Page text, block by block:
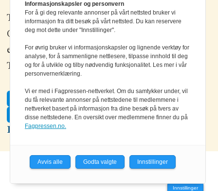
Tlf: +47 67 80 42 80
Olav Brunborgs vei 6, 1396 Billingstad
epost: elektronikk@elektronikkforlaget.no
Tips oss:tips@elektronikkforlaget.no
Facebook
Twitter
LinkedIn
Innstillinger
Informasjonskapsler og personvern
For å gi deg relevante annonser på vårt nettsted bruker vi
informasjon fra ditt besøk på vårt nettsted. Du kan reservere
deg mot dette under "Innstillinger".
For øvrig bruker vi informasjonskapsler og lignende verktøy for
analyse, for å sammenligne nettlesere, tilpasse innhold til deg
og for å utvikle og tilby nødvendig funksjonalitet. Les mer i vår
personvernerklæring.
Vi er med i Fagpressen-nettverket. Om du samtykker under, vil
du få relevante annonser på nettstedene til medlemmene i
nettverket basert på informasjon fra dine besøk på tvers av
disse nettstedene. En oversikt over medlemmene finner du på
Fagpressen.no.
Avvis alle Godta valgte Innstillinger